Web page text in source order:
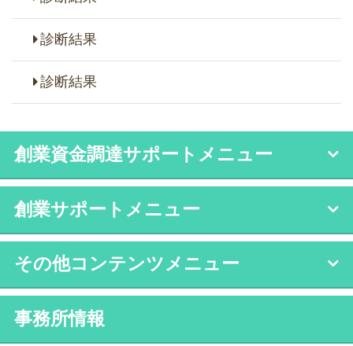
診断結果
診断結果
創業資金調達サポートメニュー
創業サポートメニュー
その他コンテンツメニュー
事務所情報